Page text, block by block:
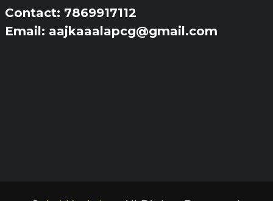
Contact: 7869917112
Email: aajkaaalapcg@gmail.com